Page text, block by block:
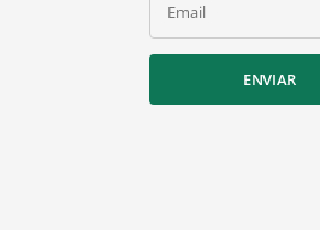
Email
ENVIAR